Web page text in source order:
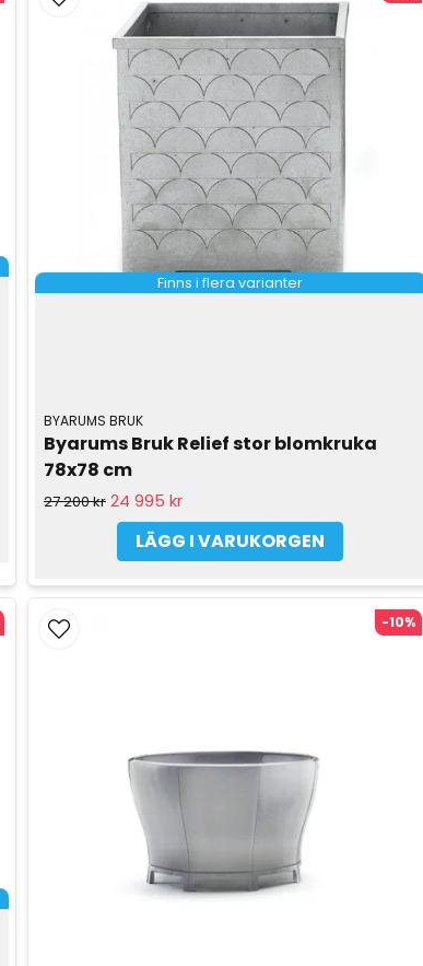
Finns i flera varianter
BYARUMS BRUK
Byarums Bruk Relief stor blomkruka
78x78 cm
27 200 kr 24 995 kr
LÄGG I VARUKORGEN
-10%